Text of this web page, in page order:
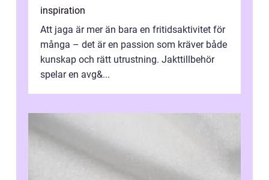
inspiration
Att jaga är mer än bara en fritidsaktivitet för
många – det är en passion som kräver både
kunskap och rätt utrustning. Jakttillbehör
spelar en avg&...